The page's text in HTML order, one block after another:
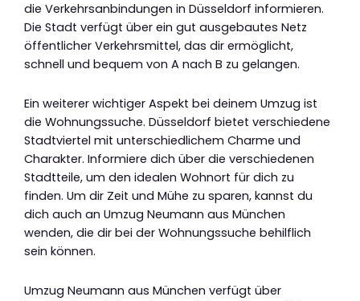
die Verkehrsanbindungen in Düsseldorf informieren.
Die Stadt verfügt über ein gut ausgebautes Netz
öffentlicher Verkehrsmittel, das dir ermöglicht,
schnell und bequem von A nach B zu gelangen.
Ein weiterer wichtiger Aspekt bei deinem Umzug ist
die Wohnungssuche. Düsseldorf bietet verschiedene
Stadtviertel mit unterschiedlichem Charme und
Charakter. Informiere dich über die verschiedenen
Stadtteile, um den idealen Wohnort für dich zu
finden. Um dir Zeit und Mühe zu sparen, kannst du
dich auch an Umzug Neumann aus München
wenden, die dir bei der Wohnungssuche behilflich
sein können.
Umzug Neumann aus München verfügt über